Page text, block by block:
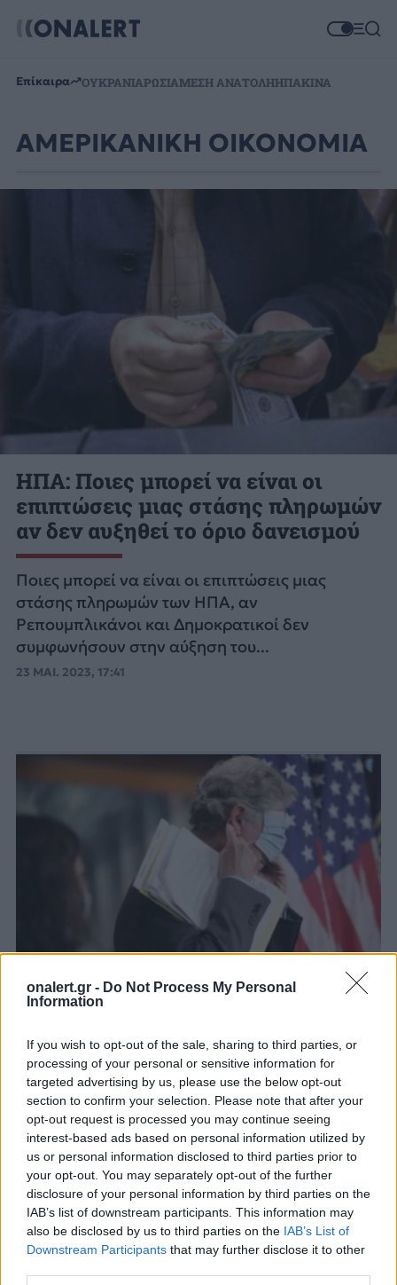
onalert.gr - Do Not Process My Personal
Information
If you wish to opt-out of the sale, sharing to third parties, or
processing of your personal or sensitive information for
targeted advertising by us, please use the below opt-out
section to confirm your selection. Please note that after your
opt-out request is processed you may continue seeing
interest-based ads based on personal information utilized by
us or personal information disclosed to third parties prior to
your opt-out. You may separately opt-out of the further
disclosure of your personal information by third parties on the
IAB’s list of downstream participants. This information may
also be disclosed by us to third parties on the IAB’s List of
Downstream Participants that may further disclose it to other
Επίκαιρα ΟΥΚΡΑΝΙΑΡΩΣΙΑΜΕΣΗ ΑΝΑΤΟΛΗΗΠΑΚΙΝΑ
ΑΜΕΡΙΚΑΝΙΚΗ ΟΙΚΟΝΟΜΙΑ
ΗΠΑ: Ποιες μπορεί να είναι οι
επιπτώσεις μιας στάσης πληρωμών
αν δεν αυξηθεί το όριο δανεισμού
Ποιες μπορεί να είναι οι επιπτώσεις μιας
στάσης πληρωμών των ΗΠΑ, αν
Ρεπουμπλικάνοι και Δημοκρατικοί δεν
συμφωνήσουν στην αύξηση του...
23 ΜΑΙ. 2023, 17:41
αναζωπύρωση της Covid-19 είναι ο
κυριότερος κίνδυνος για την οικονομία
Διαβάστε την έκθεση του ΔΝΤ αναφορικά με την
αμερικανική οικονομία
17 ΙΟΥΛ. 2020, 21:00